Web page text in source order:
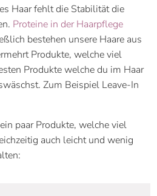
Haar fehlt die Stabilität die
Proteine in der Haarpflege
bestehen unsere Haare aus
Produkte, welche viel
Produkte welche du im Haar
Zum Beispiel Leave-In
paar Produkte, welche viel
auch leicht und wenig